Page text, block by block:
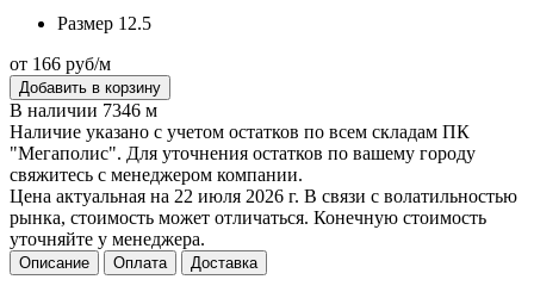
Размер 12.5
от 166 руб/м
Добавить в корзину
В наличии 7346 м
Наличие указано с учетом остатков по всем складам ПК
"Мегаполис". Для уточнения остатков по вашему городу
свяжитесь с менеджером компании.
Цена актуальная на 22 июля 2026 г. В связи с волатильностью
рынка, стоимость может отличаться. Конечную стоимость
уточняйте у менеджера.
Описание Оплата Доставка